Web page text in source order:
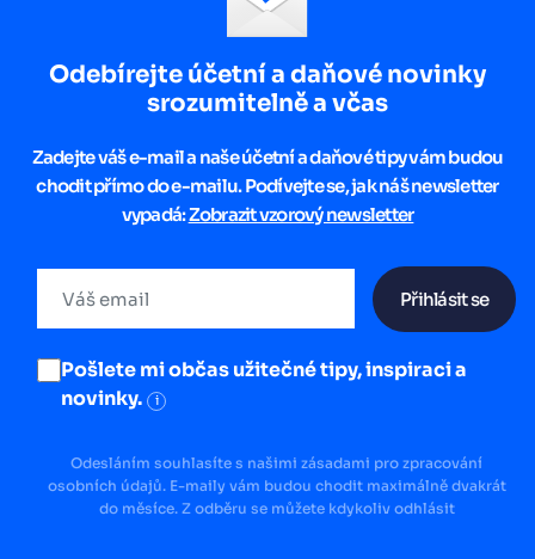
Odebírejte účetní a daňové novinky
srozumitelně a včas
Zadejte váš e-mail a naše účetní a daňové tipy vám budou
chodit přímo do e-mailu. Podívejte se, jak náš newsletter
vypadá:Zobrazit vzorový newsletter
Přihlásit se
Pošlete mi občas užitečné tipy, inspiraci a
novinky.
i
Odesláním souhlasíte s našimi zásadami pro zpracování
osobních údajů. E-maily vám budou chodit maximálně dvakrát
do měsíce. Z odběru se můžete kdykoliv odhlásit